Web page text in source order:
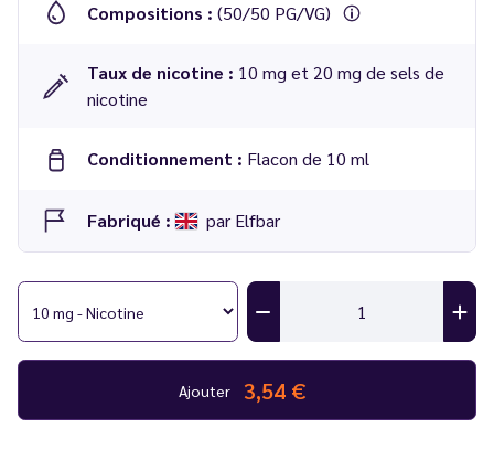
Compositions : (50/50 PG/VG)
Taux de nicotine : 10 mg et 20 mg de sels de
nicotine
Conditionnement : Flacon de 10 ml
Fabriqué : par Elfbar
Ajouter 3,54 €